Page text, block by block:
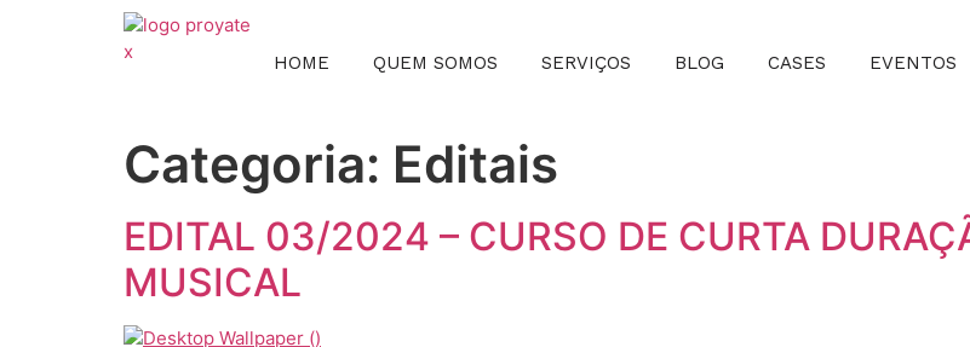
HOME QUEM SOMOS SERVIÇOS BLOG CASES EVENTOS
Categoria: Editais
EDITAL 03/2024 – CURSO DE CURTA
MUSICAL